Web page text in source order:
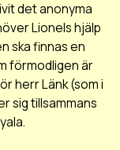
det anonyma
Lionels hjälp
ska finnas en
förmodligen är
herr Länk (som i
sig tillsammans